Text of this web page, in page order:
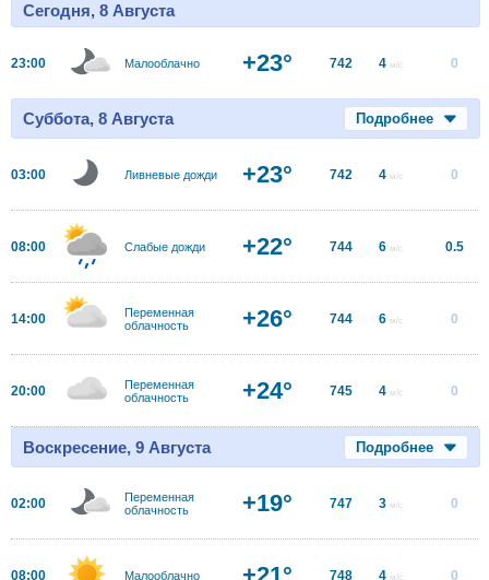
Сегодня, 8 Августа
23:00 Малооблачно +23° 742 4 м/с 0
Суббота, 8 Августа Подробнее
03:00 Ливневые дожди +23° 742 4 м/с 0
08:00 Слабые дожди +22° 744 6 м/с 0.5
14:00
Переменная
облачность
+26° 744 6 м/с 0
20:00
Переменная
облачность
+24° 745 4 м/с 0
Воскресение, 9 Августа Подробнее
02:00
Переменная
облачность
+19° 747 3 м/с 0
08:00 Малооблачно 748 4 м/с 0